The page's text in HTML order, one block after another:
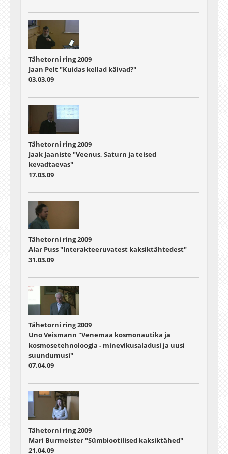
Tähetorni ring 2009
Jaan Pelt "Kuidas kellad käivad?"
03.03.09
Tähetorni ring 2009
Jaak Jaaniste "Veenus, Saturn ja teised
kevadtaevas"
17.03.09
Tähetorni ring 2009
Alar Puss "Interakteeruvatest kaksiktähtedest"
31.03.09
Tähetorni ring 2009
Uno Veismann "Venemaa kosmonautika ja
kosmosetehnoloogia - minevikusaladusi ja uusi
suundumusi"
07.04.09
Tähetorni ring 2009
Mari Burmeister "Sümbiootilised kaksiktähed"
21.04.09